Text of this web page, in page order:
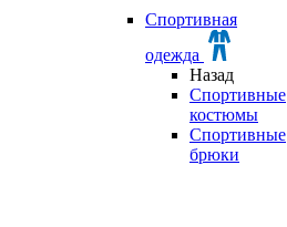
Спортивная
одежда
Назад
Спортивные
костюмы
Спортивные
брюки